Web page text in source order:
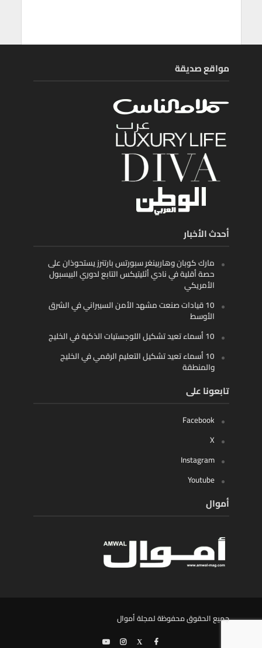
مواقع صديقة
أحدث الأخبار
مارك كوبان وهاربينغر سبورتس بارتنرز يستحوذان على
حصة أقلية في نادي أثليتيكس التابع لدوري البيسبول
الأمريكي
10 قيادات صنعت مشهد الأمن السيبراني في الشرق
الأوسط
10 أسماء تعيد تشكيل اللوجستيات الذكية في الخليج
10 أسماء تعيد تشكيل التعليم الرقمي في الخليج
والمنطقة
تابعونا على
Facebook
X
Instagram
Youtube
أموال
جميع الحقوق محفوظة لمجلة أموال